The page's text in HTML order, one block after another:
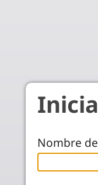
Nombre